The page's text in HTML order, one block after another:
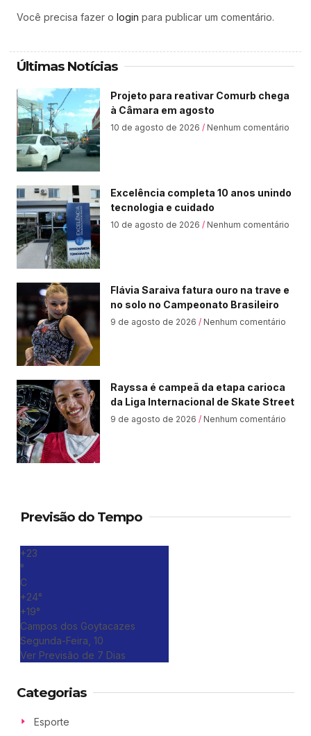
Você precisa fazer o login para publicar um comentário.
Últimas Notícias
Projeto para reativar Comurb chega
à Câmara em agosto
10 de agosto de 2026 Nenhum comentário
Excelência completa 10 anos unindo
tecnologia e cuidado
10 de agosto de 2026 Nenhum comentário
Flávia Saraiva fatura ouro na trave e
no solo no Campeonato Brasileiro
9 de agosto de 2026 Nenhum comentário
Rayssa é campeã da etapa carioca
da Liga Internacional de Skate Street
9 de agosto de 2026 Nenhum comentário
Previsão do Tempo
+23
°
C
+24°
+19°
Campos dos Goytacazes
Segunda-Feira, 10
Ver Previsão de 7 Dias
Categorias
Esporte